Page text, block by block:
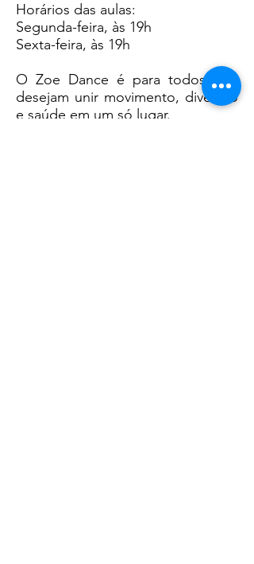
Horários das aulas:
Segunda-feira, às 19h
Sexta-feira, às 19h
O Zoe Dance é para todos que
desejam unir movimento, diversão
e saúde em um só lugar.